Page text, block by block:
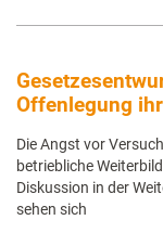
Offenlegung
Die Angst vor
betriebliche
Diskussion in der
sehen sich